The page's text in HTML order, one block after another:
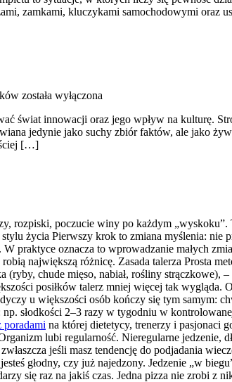
zamkami, kluczykami samochodowymi oraz
została wyłączona
świat innowacji oraz jego wpływ na kulturę.
jedynie jako suchy zbiór faktów, ale jako
[…]
rozpiski, poczucie winy po każdym
życia Pierwszy krok to zmiana myślenia: nie
praktyce oznacza to wprowadzanie małych
największą różnicę. Zasada talerza Prosta
(ryby, chude mięso, nabiał, rośliny
posiłków talerz mniej więcej tak wygląda.
u większości osób kończy się tym samym:
słodkości 2–3 razy w tygodniu w
poradami na której dietetycy, trenerzy i pasjonaci
lubi regularność. Nieregularne jedzenie,
jeśli masz tendencję do podjadania
głodny, czy już najedzony. Jedzenie „w
się raz na jakiś czas. Jedna pizza nie zrobi z